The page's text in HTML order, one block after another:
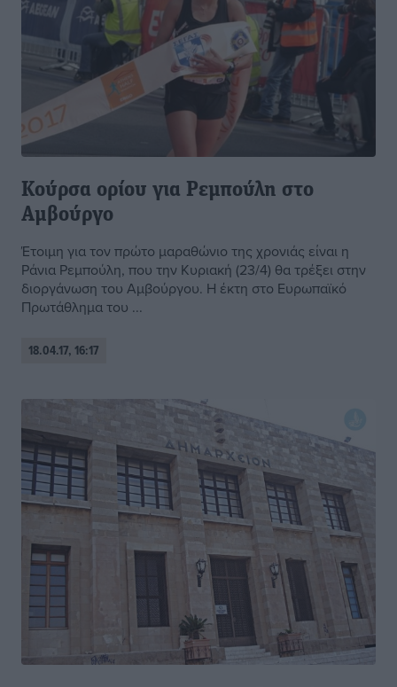
Κούρσα ορίου για Ρεμπούλη στο
Αμβούργο
Έτοιμη για τον πρώτο μαραθώνιο της χρονιάς είναι η
Ράνια Ρεμπούλη, που την Κυριακή (23/4) θα τρέξει στην
διοργάνωση του Αμβούργου. Η έκτη στο Ευρωπαϊκό
Πρωτάθλημα του ...
18.04.17, 16:17